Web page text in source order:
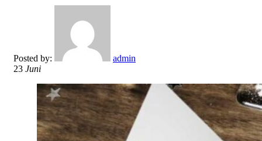
Posted by:
admin
23 Juni